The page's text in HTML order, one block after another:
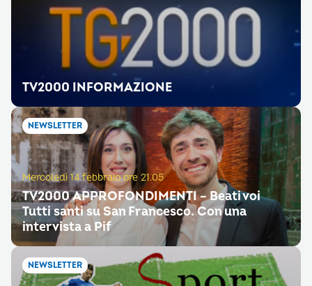
TV2000 INFORMAZIONE
NEWSLETTER
Mercoledì 14 febbraio ore 21.05
TV2000 APPROFONDIMENTI – Beati voi
Tutti santi su San Francesco. Con una
intervista a Pif
NEWSLETTER